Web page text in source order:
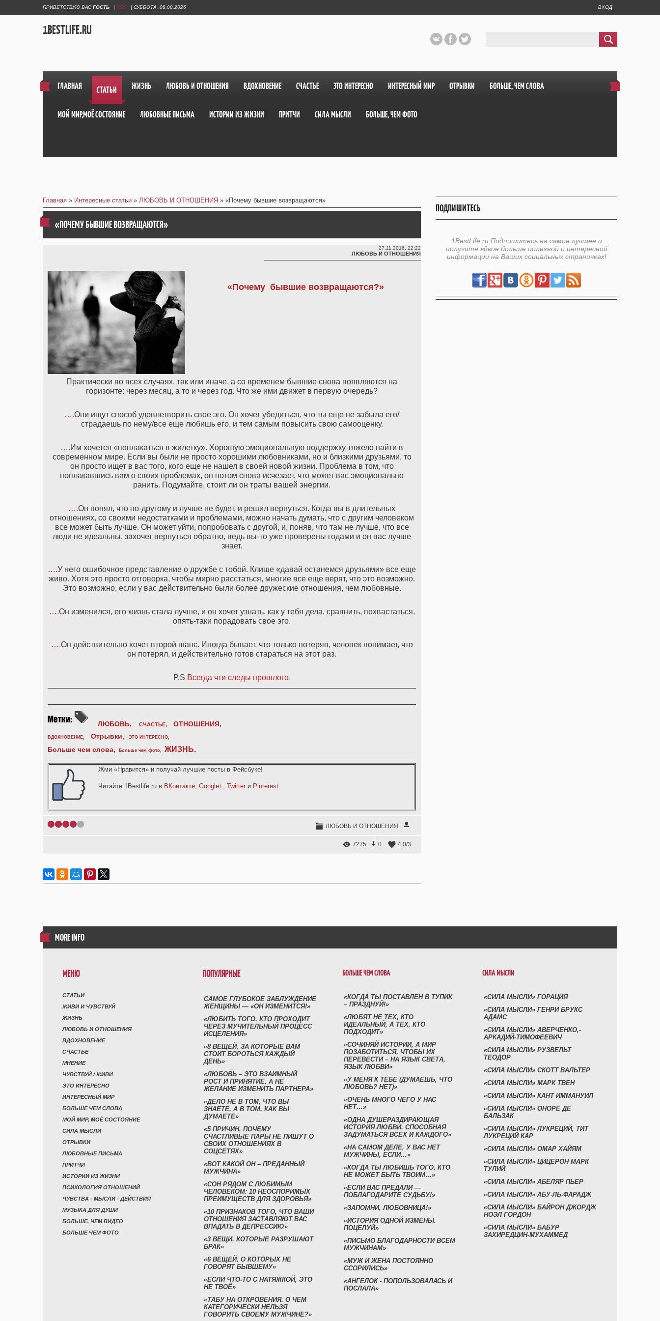
ПРИВЕТСТВУЮ ВАС ГОСТЬ | RSS | СУББОТА, 08.08.2026 ВХОД
1BESTLIFE.RU
ГЛАВНАЯ СТАТЬИ ЖИЗНЬ ЛЮБОВЬ И ОТНОШЕНИЯ ВДОХНОВЕНИЕ СЧАСТЬЕ ЭТО ИНТЕРЕСНО ИНТЕРЕСНЫЙ МИР ОТРЫВКИ БОЛЬШЕ, ЧЕМ СЛОВА
МОЙ МИР,МОЁ СОСТОЯНИЕ ЛЮБОВНЫЕ ПИСЬМА ИСТОРИИ ИЗ ЖИЗНИ ПРИТЧИ СИЛА МЫСЛИ БОЛЬШЕ, ЧЕМ ФОТО
Главная » Интересные статьи » ЛЮБОВЬ И ОТНОШЕНИЯ » «Почему бывшие возвращаются»
«ПОЧЕМУ БЫВШИЕ ВОЗВРАЩАЮТСЯ»
27.11.2016, 22:22
ЛЮБОВЬ И ОТНОШЕНИЯ
«Почему бывшие возвращаются?»
Практически во всех случаях, так или иначе, а со временем бывшие снова появляются на
горизонте: через месяц, а то и через год. Что же ими движет в первую очередь?
….Они ищут способ удовлетворить свое эго. Он хочет убедиться, что ты еще не забыла его/
страдаешь по нему/все еще любишь его, и тем самым повысить свою самооценку.
….Им хочется «поплакаться в жилетку». Хорошую эмоциональную поддержку тяжело найти в
современном мире. Если вы были не просто хорошими любовниками, но и близкими друзьями, то
он просто ищет в вас того, кого еще не нашел в своей новой жизни. Проблема в том, что
поплакавшись вам о своих проблемах, он потом снова исчезает, что может вас эмоционально
ранить. Подумайте, стоит ли он траты вашей энергии.
….Он понял, что по-другому и лучше не будет, и решил вернуться. Когда вы в длительных
отношениях, со своими недостатками и проблемами, можно начать думать, что с другим человеком
все может быть лучше. Он может уйти, попробовать с другой, и, поняв, что там не лучше, что все
люди не идеальны, захочет вернуться обратно, ведь вы-то уже проверены годами и он вас лучше
знает.
….У него ошибочное представление о дружбе с тобой. Клише «давай останемся друзьями» все еще
живо. Хотя это просто отговорка, чтобы мирно расстаться, многие все еще верят, что это возможно.
Это возможно, если у вас действительно были более дружеские отношения, чем любовные.
….Он изменился, его жизнь стала лучше, и он хочет узнать, как у тебя дела, сравнить, похвастаться,
опять-таки порадовать свое эго.
….Он действительно хочет второй шанс. Иногда бывает, что только потеряв, человек понимает, что
он потерял, и действительно готов стараться на этот раз.
P.S Всегда чти следы прошлого.
ЛЮБОВЬ, СЧАСТЬЕ, ОТНОШЕНИЯ,
ВДОХНОВЕНИЕ, Отрывки, ЭТО ИНТЕРЕСНО,
Больше чем слова, Больше чем фото, ЖИЗНЬ.
Жми «Нравится» и получай лучшие посты в Фейсбуке!
Читайте 1Bestlife.ru в ВКонтакте, Google+, Twitter и Pinterest.
1 2 3 4 ЛЮБОВЬ И ОТНОШЕНИЯ
7275 0 4.0/3
ПОДПИШИТЕСЬ
1BestLife.ru Подпишитесь на самое лучшее и
получите вдвое больше полезной и интересной
информации на Ваших социальных страничках!
MORE INFO.
МЕНЮ
СТАТЬИ
ЖИВИ И ЧУВСТВУЙ
ЖИЗНЬ
ЛЮБОВЬ И ОТНОШЕНИЯ
ВДОХНОВЕНИЕ
СЧАСТЬЕ
МНЕНИЕ
ЧУВСТВУЙ / ЖИВИ
ЭТО ИНТЕРЕСНО
ИНТЕРЕСНЫЙ МИР
БОЛЬШЕ ЧЕМ СЛОВА
МОЙ МИР, МОЁ СОСТОЯНИЕ
СИЛА МЫСЛИ
ОТРЫВКИ
ЛЮБОВНЫЕ ПИСЬМА
ПРИТЧИ
ИСТОРИИ ИЗ ЖИЗНИ
ПСИХОЛОГИЯ ОТНОШЕНИЙ
ЧУВСТВА - МЫСЛИ - ДЕЙСТВИЯ
МУЗЫКА ДЛЯ ДУШИ
БОЛЬШЕ, ЧЕМ ВИДЕО
БОЛЬШЕ ЧЕМ ФОТО
ПОПУЛЯРНЫЕ
САМОЕ ГЛУБОКОЕ ЗАБЛУЖДЕНИЕ
ЖЕНЩИНЫ — «ОН ИЗМЕНИТСЯ!»
«ЛЮБИТЬ ТОГО, КТО ПРОХОДИТ
ЧЕРЕЗ МУЧИТЕЛЬНЫЙ ПРОЦЕСС
ИСЦЕЛЕНИЯ»
«8 ВЕЩЕЙ, ЗА КОТОРЫЕ ВАМ
СТОИТ БОРОТЬСЯ КАЖДЫЙ
ДЕНЬ»
«ЛЮБОВЬ – ЭТО ВЗАИМНЫЙ
РОСТ И ПРИНЯТИЕ, А НЕ
ЖЕЛАНИЕ ИЗМЕНИТЬ ПАРТНЕРА»
«ДЕЛО НЕ В ТОМ, ЧТО ВЫ
ЗНАЕТЕ, А В ТОМ, КАК ВЫ
ДУМАЕТЕ»
«5 ПРИЧИН, ПОЧЕМУ
СЧАСТЛИВЫЕ ПАРЫ НЕ ПИШУТ О
СВОИХ ОТНОШЕНИЯХ В
СОЦСЕТЯХ»
«ВОТ КАКОЙ ОН – ПРЕДАННЫЙ
МУЖЧИНА»
«СОН РЯДОМ С ЛЮБИМЫМ
ЧЕЛОВЕКОМ: 10 НЕОСПОРИМЫХ
ПРЕИМУЩЕСТВ ДЛЯ ЗДОРОВЬЯ»
«10 ПРИЗНАКОВ ТОГО, ЧТО ВАШИ
ОТНОШЕНИЯ ЗАСТАВЛЯЮТ ВАС
ВПАДАТЬ В ДЕПРЕССИЮ»
«3 ВЕЩИ, КОТОРЫЕ РАЗРУШАЮТ
БРАК»
«6 ВЕЩЕЙ, О КОТОРЫХ НЕ
ГОВОРЯТ БЫВШЕМУ»
«ЕСЛИ ЧТО-ТО С НАТЯЖКОЙ, ЭТО
НЕ ТВОЁ»
«ТАБУ НА ОТКРОВЕНИЯ. О ЧЕМ
КАТЕГОРИЧЕСКИ НЕЛЬЗЯ
ГОВОРИТЬ СВОЕМУ МУЖЧИНЕ?»
БОЛЬШЕ ЧЕМ СЛОВА
«КОГДА ТЫ ПОСТАВЛЕН В ТУПИК
– ПРАЗДНУЙ!»
«ЛЮБЯТ НЕ ТЕХ, КТО
ИДЕАЛЬНЫЙ, А ТЕХ, КТО
ПОДХОДИТ»
«СОЧИНЯЙ ИСТОРИИ, А МИР
ПОЗАБОТИТЬСЯ, ЧТОБЫ ИХ
ПЕРЕВЕСТИ – НА ЯЗЫК СВЕТА,
ЯЗЫК ЛЮБВИ»
«У МЕНЯ К ТЕБЕ (ДУМАЕШЬ, ЧТО
ЛЮБОВЬ? НЕТ)»
«ОЧЕНЬ МНОГО ЧЕГО У НАС
НЕТ…»
«ОДНА ДУШЕРАЗДИРАЮЩАЯ
ИСТОРИЯ ЛЮБВИ, СПОСОБНАЯ
ЗАДУМАТЬСЯ ВСЕХ И КАЖДОГО»
«НА САМОМ ДЕЛЕ, У ВАС НЕТ
МУЖЧИНЫ, ЕСЛИ…»
«КОГДА ТЫ ЛЮБИШЬ ТОГО, КТО
НЕ МОЖЕТ БЫТЬ ТВОИМ…»
«ЕСЛИ ВАС ПРЕДАЛИ —
ПОБЛАГОДАРИТЕ СУДЬБУ!»
«ЗАПОМНИ, ЛЮБОВНИЦА!»
«ИСТОРИЯ ОДНОЙ ИЗМЕНЫ.
ПОЦЕЛУЙ»
«ПИСЬМО БЛАГОДАРНОСТИ ВСЕМ
МУЖЧИНАМ»
«МУЖ И ЖЕНА ПОСТОЯННО
ССОРИЛИСЬ»
«АНГЕЛОК - ПОПОЛЬЗОВАЛАСЬ И
ПОСЛАЛА»
СИЛА МЫСЛИ
«СИЛА МЫСЛИ» ГОРАЦИЯ
«СИЛА МЫСЛИ» ГЕНРИ БРУКС
АДАМС
«СИЛА МЫСЛИ» АВЕРЧЕНКО,-
АРКАДИЙ-ТИМОФЕЕВИЧ
«СИЛА МЫСЛИ» РУЗВЕЛЬТ
ТЕОДОР
«СИЛА МЫСЛИ» СКОТТ ВАЛЬТЕР
«СИЛА МЫСЛИ» МАРК ТВЕН
«СИЛА МЫСЛИ» КАНТ ИММАНУИЛ
«СИЛА МЫСЛИ» ОНОРЕ ДЕ
БАЛЬЗАК
«СИЛА МЫСЛИ» ЛУКРЕЦИЙ, ТИТ
ЛУКРЕЦИЙ КАР
«СИЛА МЫСЛИ» ОМАР ХАЙЯМ
«СИЛА МЫСЛИ» ЦИЦЕРОН МАРК
ТУЛИЙ
«СИЛА МЫСЛИ» АБЕЛЯР ПЬЕР
«СИЛА МЫСЛИ» АБУ-ЛЬ-ФАРАДЖ
«СИЛА МЫСЛИ» БАЙРОН ДЖОРДЖ
НОЭЛ ГОРДОН
«СИЛА МЫСЛИ» БАБУР
ЗАХИРЕДЦИН-МУХАММЕД